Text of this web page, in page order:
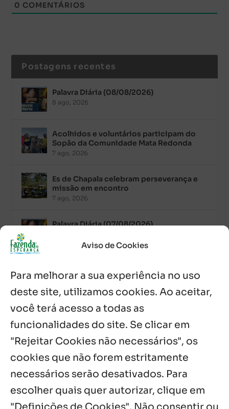
Aviso de Cookies
Para melhorar a sua experiência no uso
deste site, utilizamos cookies. Ao aceitar,
você terá acesso a todas as
funcionalidades do site. Se clicar em
"Rejeitar Cookies não necessários", os
cookies que não forem estritamente
necessários serão desativados. Para
escolher quais quer autorizar, clique em
0 COMENTÁRIOS
Postagens recentes
Palavra Diária (08/08/2026)
8 ago, 2026
Acolhidos e voluntários participam do
Sopão da Comunidade Mata Redonda
7 ago, 2026
Es de Chapala celebram perseverança e
missão em encontro
7 ago, 2026
Palavra Diária (07/08/2026)
Feminina de Chapala celebra aniversário
6 ago, 2026
Boletim JULHO de 2026 – Centro Infantil
Chitaitai
6 ago, 2026
Notícias por Categoria